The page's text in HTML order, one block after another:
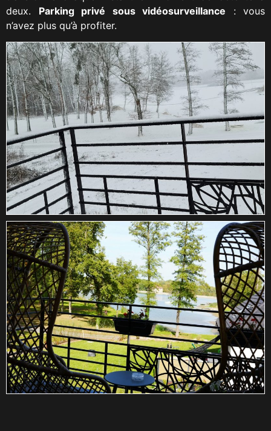
deux. Parking privé sous vidéosurveillance : vous
n’avez plus qu’à profiter.